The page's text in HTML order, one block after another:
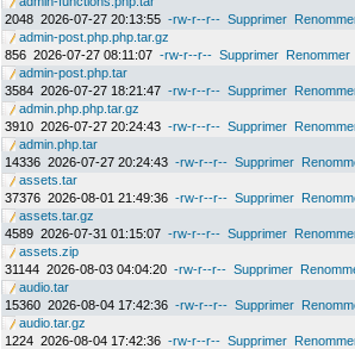
2048 2026-07-27 20:13:55 -rw-r--r-- Supprimer
admin-post.php.php.tar.gz
856 2026-07-27 08:11:07 -rw-r--r-- Supprimer Renommer
admin-post.php.tar
3584 2026-07-27 18:21:47 -rw-r--r-- Supprimer
admin.php.php.tar.gz
3910 2026-07-27 20:24:43 -rw-r--r-- Supprimer
admin.php.tar
14336 2026-07-27 20:24:43 -rw-r--r-- Supprimer
assets.tar
37376 2026-08-01 21:49:36 -rw-r--r-- Supprimer
assets.tar.gz
4589 2026-07-31 01:15:07 -rw-r--r-- Supprimer
assets.zip
31144 2026-08-03 04:04:20 -rw-r--r-- Supprimer
audio.tar
15360 2026-08-04 17:42:36 -rw-r--r-- Supprimer
audio.tar.gz
1224 2026-08-04 17:42:36 -rw-r--r-- Supprimer